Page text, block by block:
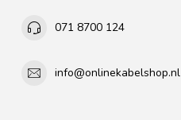
071 8700 124
info@onlinekabelshop.nl